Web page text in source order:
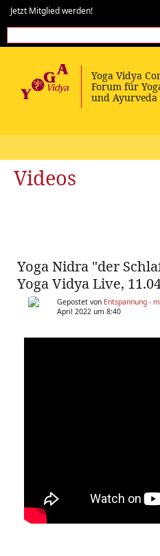
Jetzt Mitglied werden!
Videos
Yoga Nidra "der
Yoga Vidya Live,
Gepostet von Entspannung -
April 2022 um 8:40